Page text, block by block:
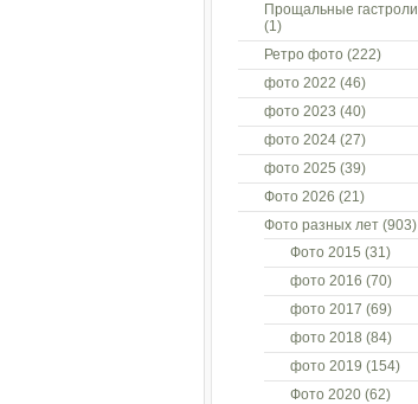
Прощальные гастроли
(1)
Ретро фото (222)
фото 2022 (46)
фото 2023 (40)
фото 2024(27)
фото 2025 (39)
Фото 2026 (21)
Фото разных лет(903)
Фото 2015 (31)
фото 2016 (70)
фото 2017 (69)
фото 2018 (84)
фото 2019 (154)
Фото 2020(62)